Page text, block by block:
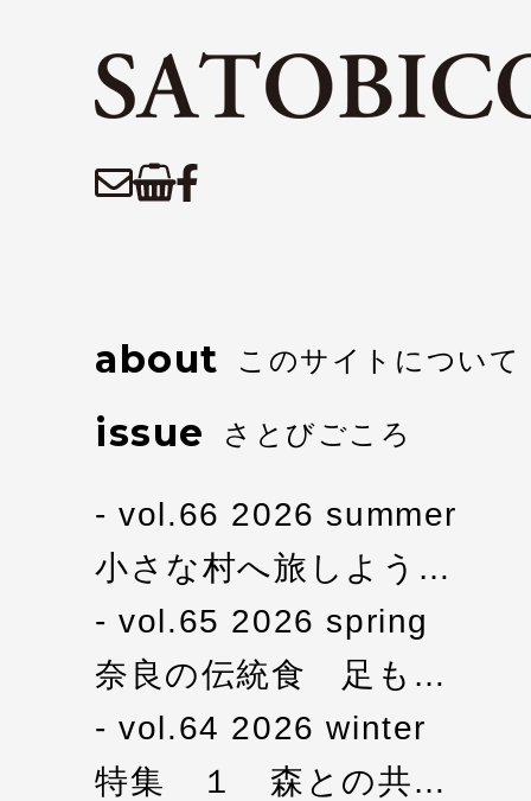
about このサイトについて
issue さとびごころ
vol.66 2026 summer
小さな村へ旅しよう…
vol.65 2026 spring
奈良の伝統食 足も…
vol.64 2026 winter
特集 １ 森との共…